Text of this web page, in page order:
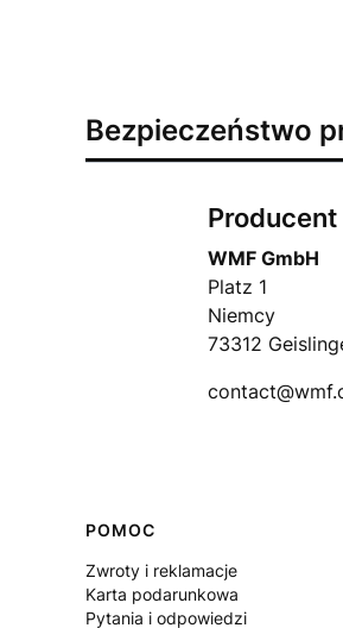
Bezpieczeństwo
Producent
WMF GmbH
Platz 1
Niemcy
73312
Linki w stopce
POMOC
Zwroty i reklamacje
Karta podarunkowa
Pytania i odpowiedzi